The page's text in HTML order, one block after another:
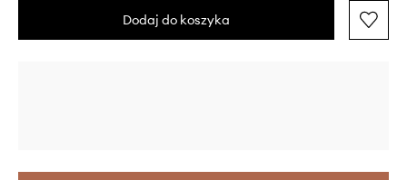
Dodaj do koszyka